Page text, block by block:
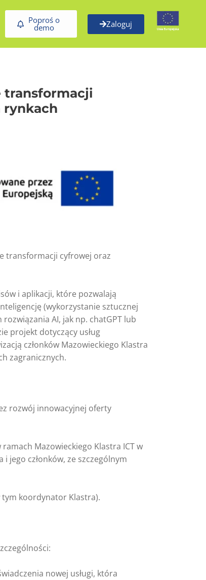
Poproś o
demo Zaloguj
transformacji
rynkach
transformacji cyfrowej oraz
i aplikacji, które pozwalają
(wykorzystanie sztucznej
AI, jak np. chatGPT lub
projekt dotyczący usług
członków Mazowieckiego Klastra
zagranicznych.
rozwój innowacyjnej oferty
Mazowieckiego Klastra ICT w
jego członków, ze szczególnym
tym koordynator Klastra).
nowej usługi, która